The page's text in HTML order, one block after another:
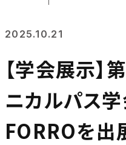
2025.10.21
【学会展示】
ニカルパス
FORROを出